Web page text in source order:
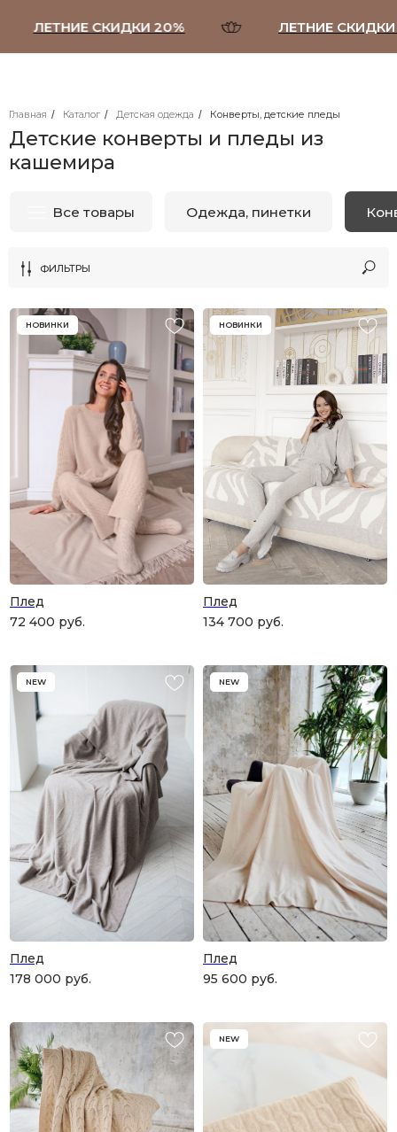
ЛЕТНИЕ СКИДКИ 20% ЛЕТНИЕ СКИДКИ
Главная / Каталог / Детская одежда / Конверты, детские пледы
Детские конверты и пледы из
кашемира
Конверты, детские пледы
Одежда, пинетки
ФИЛЬТРЫ
НОВИНКИ
Плед
72 400 руб.
НОВИНКИ
Плед
134 700 руб.
NEW
Плед
178 000 руб.
NEW
Плед
95 600 руб.
NEW